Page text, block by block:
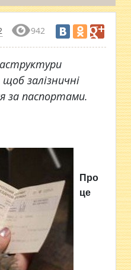
942
залізничні
за паспортами.
Про
це